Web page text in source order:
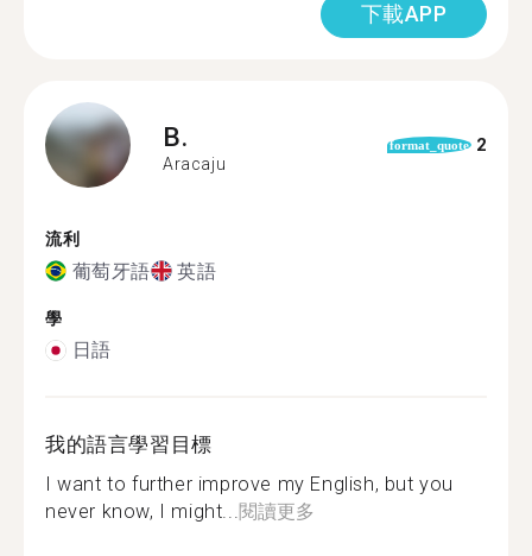
下載APP
B.
Aracaju
format_quote 2
流利
葡萄牙語 英語
學
日語
我的語言學習目標
I want to further improve my English, but you
never know, I might...閱讀更多